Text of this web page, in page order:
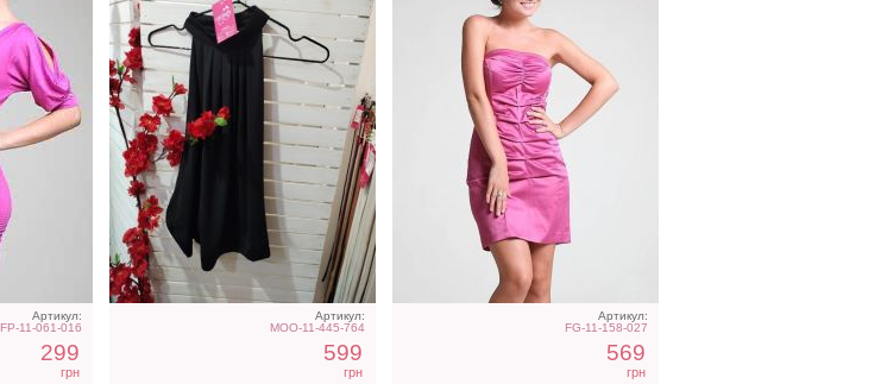
Артикул:
FP-11-061-016
299
грн
Артикул:
MOO-11-445-764
599
грн
Артикул:
FG-11-158-027
569
грн